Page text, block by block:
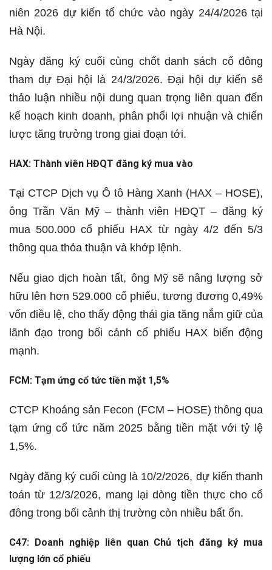
niên 2026 dự kiến tổ chức vào ngày 24/4/2026 tại
Hà Nội.
Ngày đăng ký cuối cùng chốt danh sách cổ đông
tham dự Đại hội là 24/3/2026. Đại hội dự kiến sẽ
thảo luận nhiều nội dung quan trọng liên quan đến
kế hoạch kinh doanh, phân phối lợi nhuận và chiến
lược tăng trưởng trong giai đoạn tới.
HAX: Thành viên HĐQT đăng ký mua vào
Tại CTCP Dịch vụ Ô tô Hàng Xanh (HAX – HOSE),
ông Trần Văn Mỹ – thành viên HĐQT – đăng ký
mua 500.000 cổ phiếu HAX từ ngày 4/2 đến 5/3
thông qua thỏa thuận và khớp lệnh.
Nếu giao dịch hoàn tất, ông Mỹ sẽ nâng lượng sở
hữu lên hơn 529.000 cổ phiếu, tương đương 0,49%
vốn điều lệ, cho thấy động thái gia tăng nắm giữ của
lãnh đạo trong bối cảnh cổ phiếu HAX biến động
mạnh.
FCM: Tạm ứng cổ tức tiền mặt 1,5%
CTCP Khoáng sản Fecon (FCM – HOSE) thông qua
tạm ứng cổ tức năm 2025 bằng tiền mặt với tỷ lệ
1,5%.
Ngày đăng ký cuối cùng là 10/2/2026, dự kiến thanh
toán từ 12/3/2026, mang lại dòng tiền thực cho cổ
đông trong bối cảnh thị trường còn nhiều bất ổn.
C47: Doanh nghiệp liên quan Chủ tịch đăng ký mua
lượng lớn cổ phiếu